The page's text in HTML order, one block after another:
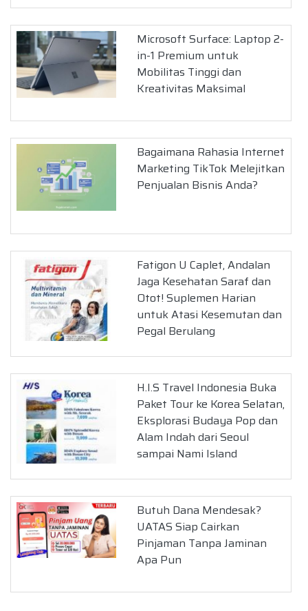
Microsoft Surface: Laptop 2-
in-1 Premium untuk
Mobilitas Tinggi dan
Kreativitas Maksimal
Bagaimana Rahasia Internet
Marketing TikTok Melejitkan
Penjualan Bisnis Anda?
Fatigon U Caplet, Andalan
Jaga Kesehatan Saraf dan
Otot! Suplemen Harian
untuk Atasi Kesemutan dan
Pegal Berulang
H.I.S Travel Indonesia Buka
Paket Tour ke Korea Selatan,
Eksplorasi Budaya Pop dan
Alam Indah dari Seoul
sampai Nami Island
Butuh Dana Mendesak?
UATAS Siap Cairkan
Pinjaman Tanpa Jaminan
Apa Pun